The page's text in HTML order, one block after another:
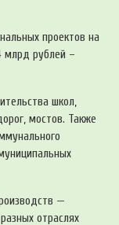
проектов на
млрд рублей –
школ,
мостов. Также
—
отраслях